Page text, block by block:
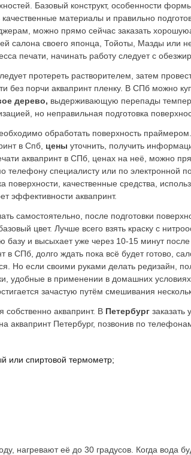
Базовый конструкт, особенности
качественные материалы и правильно
можно прямо сейчас заказать
салона своего японца, Тойоты, Мазды
печати, начинать работу следует с
протереть растворителем, затем
без порчи аквапринт пленку. В СПб можно
дерево, выдерживающую перепады
но неправильная подготовка
обработать поверхность
в Спб, цены уточнить, получить
аквапринт в СПб, ценах на неё, можно
телефону специалисту или по электронной
поверхности, качественные средства,
эффективности аквапринт.
самостоятельно, после подготовки
цвет. Лучше всего взять краску с
базу и высыхает уже через 10-15 минут
в СПб, долго ждать пока всё будет готово,
Но если своими руками делать редизайн,
удобные в применении в домашних
зачастую путём смешивания
собственно аквапринт. В Петербург
аквапринт Петербург, позвонив по
или спиртовой термометр;
нагревают её до 30 градусов. Когда вода